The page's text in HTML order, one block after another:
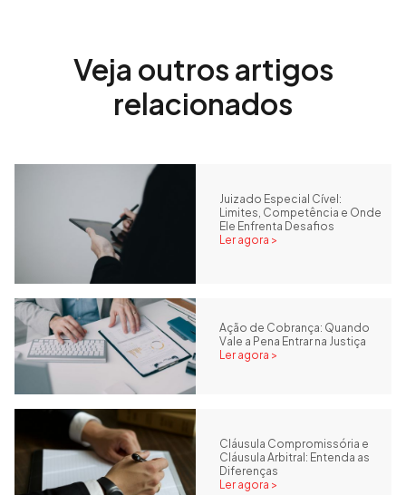
Veja outros artigos
relacionados
Juizado Especial Cível:
Limites, Competência e Onde
Ele Enfrenta Desafios
Ler agora >
Ação de Cobrança: Quando
Vale a Pena Entrar na Justiça
Ler agora >
Cláusula Compromissória e
Cláusula Arbitral: Entenda as
Diferenças
Ler agora >